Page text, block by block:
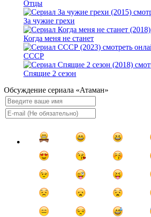
Отцы
За чужие грехи
Когда меня не станет
СССР
Спящие 2 сезон
Обсуждение сериала «Атаман»